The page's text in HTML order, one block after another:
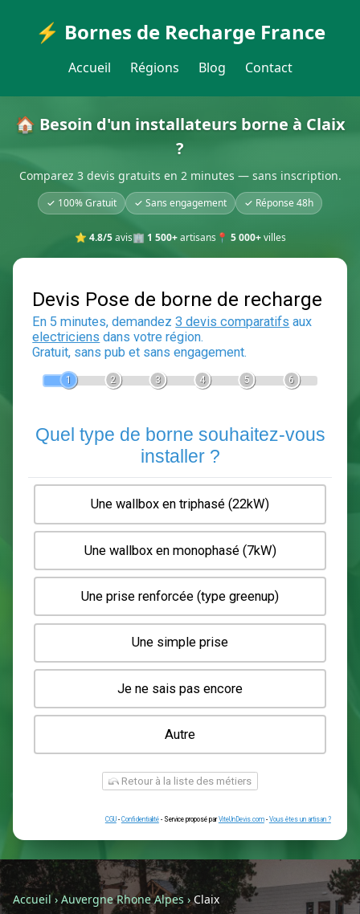
⚡ Bornes de Recharge France
Accueil Régions Blog Contact
🏠 Besoin d'un installateurs borne à Claix
?
Comparez 3 devis gratuits en 2 minutes — sans inscription.
✓ 100% Gratuit ✓ Sans engagement ✓ Réponse 48h
⭐ 4.8/5avis🏢 1 500+artisans 📍 5 000+villes
Devis Pose de borne de
En 5 minutes, demandez3 devis comparatifs
Gratuit, sans pub et sans engagement.
2 3 6
Quel type de borne souhaitez-
installer ?
Une wallbox en triphasé (22kW)
Une wallbox en monophasé (7kW)
Une prise renforcée (type greenup)
Une simple prise
Je ne sais pas encore
Autre
Accueil› Auvergne Rhone Alpes›Claix